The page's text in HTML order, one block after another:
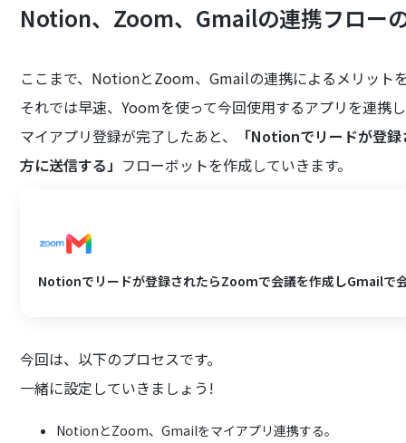
Notion、Zoom、Gmailの連携フロー
ここまで、NotionとZoom、Gmailの連携によるメリット
それでは早速、Yoomを使って今回使用するアプリを連携
マイアプリ登録が完了したあと、
「Notionでリードが登
方に送信する」 フローボットを作成していきます。
Notionでリードが登録されたらZoomで会議を作成しGmailで
今回は、以下のプロセスです。
一緒に設定していきましょう!
NotionとZoom、Gmailをマイアプリ連携する。